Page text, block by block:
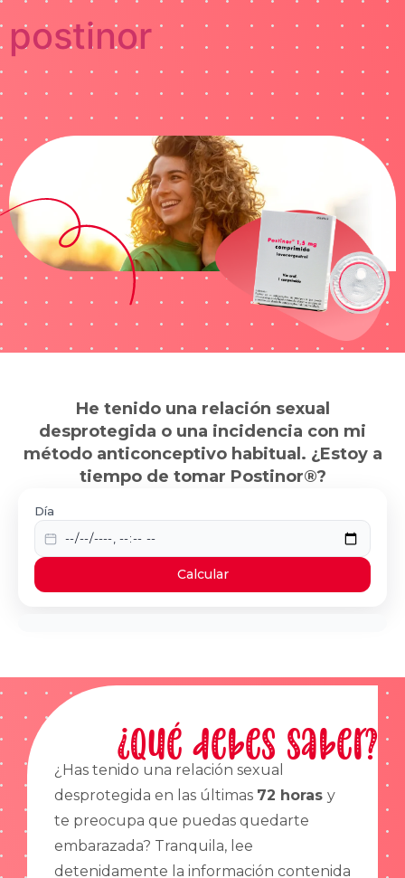
postinor
He tenido una relación sexual
desprotegida o una incidencia con mi
método anticonceptivo habitual. ¿Estoy a
tiempo de tomar Postinor®?
Día
Calcular
¿Qué debes saber?
¿Has tenido una relación sexual
desprotegida en las últimas 72 horas y
te preocupa que puedas quedarte
embarazada? Tranquila, lee
detenidamente la información contenida